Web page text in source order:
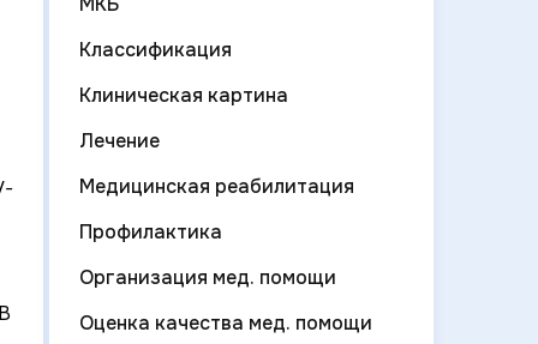
Классификация
Клиническая картина
Лечение
Медицинская реабилитация
Профилактика
Организация мед. помощи
Оценка качества мед. помощи